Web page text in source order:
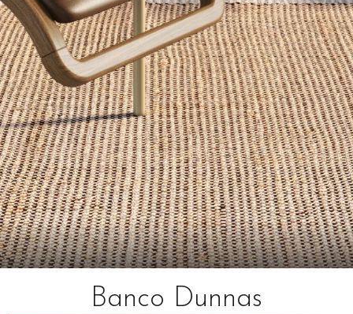
Banco Dunnas